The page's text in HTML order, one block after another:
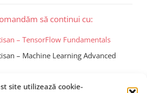
site utilizează cookie-
să continui cu:
– TensorFlow Fundamentals
– Machine Learning Advanced
de certificare